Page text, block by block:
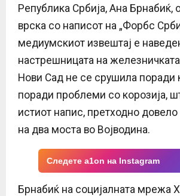
U
Република Србија, Ана Брнабиќ,
врска со написот на „Форбс
медиумскиот извештај е
настрешницата на
Нови Сад не се срушила поради
поради проблеми со корозија,
истиот напис, претходно
на два моста во Војводина.
Следете a1on на Instagram
Брнабиќ на социјалната мрежа